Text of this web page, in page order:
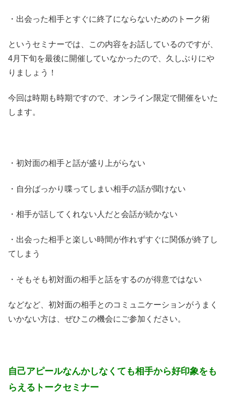
・出会った相手とすぐに終了にならないためのトーク術
というセミナーでは、この内容をお話しているのですが、
4月下旬を最後に開催していなかったので、久しぶりにや
りましょう！
今回は時期も時期ですので、オンライン限定で開催をいた
します。
・初対面の相手と話が盛り上がらない
・自分ばっかり喋ってしまい相手の話が聞けない
・相手が話してくれない人だと会話が続かない
・出会った相手と楽しい時間が作れずすぐに関係が終了し
てしまう
・そもそも初対面の相手と話をするのが得意ではない
などなど、初対面の相手とのコミュニケーションがうまく
いかない方は、ぜひこの機会にご参加ください。
自己アピールなんかしなくても相手から好印象をも
らえるトークセミナー